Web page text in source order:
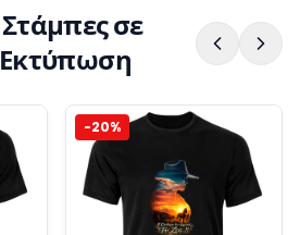
σε